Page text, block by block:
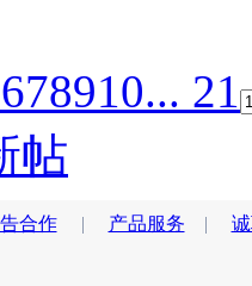
678910... 21
帖
合作| 产品服务 |